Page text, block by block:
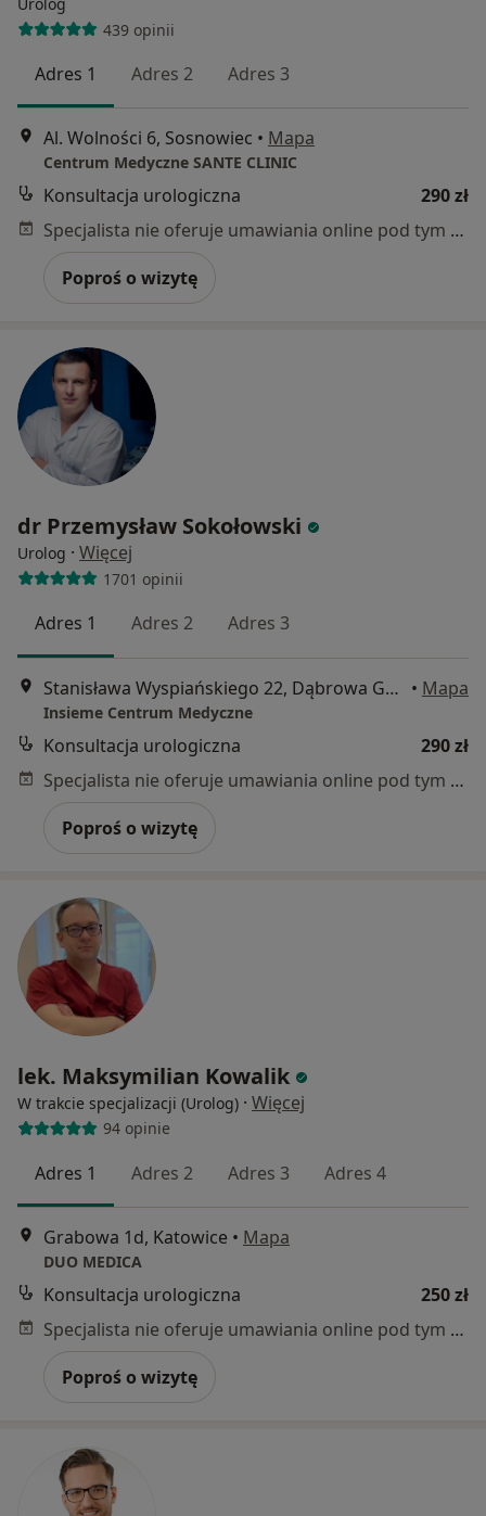
439 opinii
Adres 1 Adres 2 Adres 3
Al. Wolności 6, Sosnowiec • Mapa
Centrum Medyczne SANTE CLINIC
Konsultacja urologiczna
290 zł
Specjalista nie oferuje umawiania online pod tym adresem.
Poproś o wizytę
dr Przemysław Sokołowski
Urolog · Więcej
1701 opinii
Adres 1 Adres 2 Adres 3
Stanisława Wyspiańskiego 22, Dąbrowa Górnicza • Mapa
Insieme Centrum Medyczne
Konsultacja urologiczna
290 zł
Specjalista nie oferuje umawiania online pod tym adresem.
Poproś o wizytę
lek. Maksymilian Kowalik
W trakcie specjalizacji (Urolog) · Więcej
94 opinie
Adres 1 Adres 2 Adres 3 Adres 4
Grabowa 1d, Katowice • Mapa
DUO MEDICA
Konsultacja urologiczna
250 zł
Specjalista nie oferuje umawiania online pod tym adresem.
Poproś o wizytę